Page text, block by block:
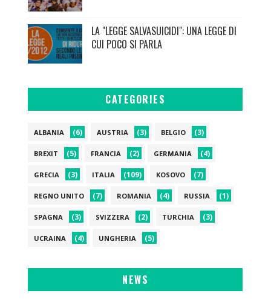
LA "LEGGE SALVASUICIDI": UNA LEGGE DI
CUI POCO SI PARLA
CATEGORIES
ALBANIA (6) AUSTRIA (3) BELGIO (3)
BREXIT (5) FRANCIA (2) GERMANIA (4)
GRECIA (3) ITALIA (109) KOSOVO (7)
REGNO UNITO (7) ROMANIA (4) RUSSIA (1)
SPAGNA (3) SVIZZERA (2) TURCHIA (3)
UCRAINA (4) UNGHERIA (5)
NEWS